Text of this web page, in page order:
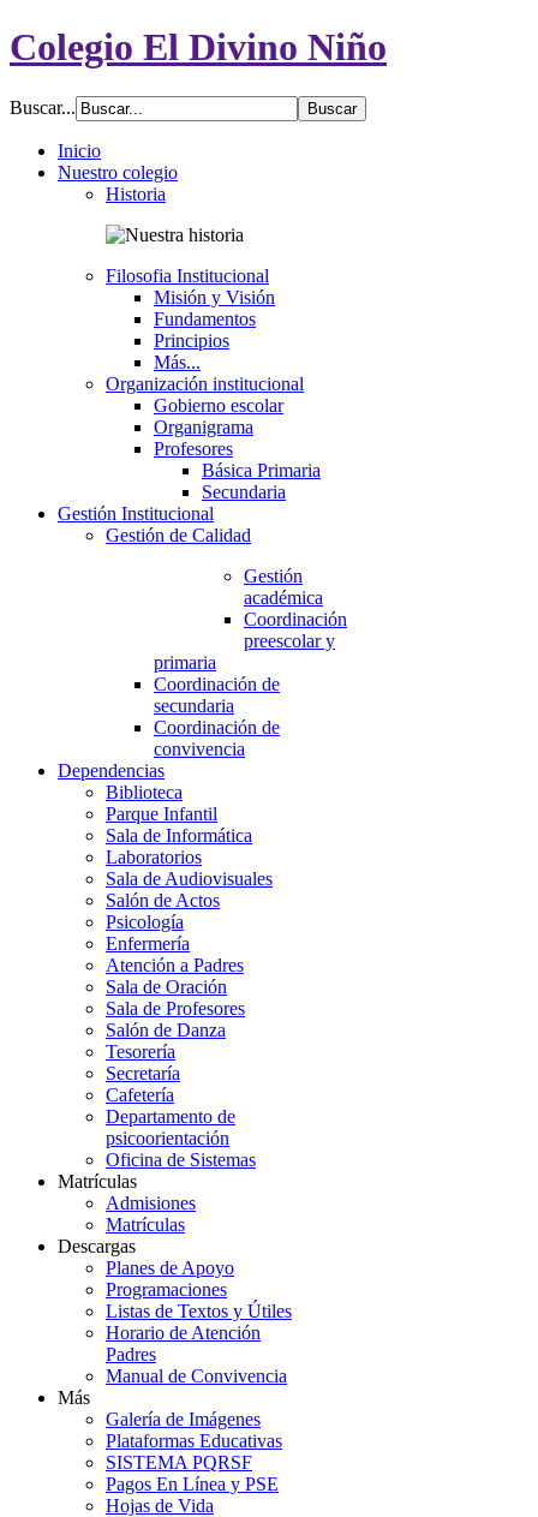
Colegio El Divino Niño
Buscar...
Inicio
Nuestro colegio
Historia
Filosofia Institucional
Misión y Visión
Fundamentos
Principios
Más...
Organización institucional
Gobierno escolar
Organigrama
Profesores
Básica Primaria
Secundaria
Gestión Institucional
Gestión de Calidad
Gestión
académica
Coordinación
preescolar y
primaria
Coordinación de
secundaria
Coordinación de
convivencia
Dependencias
Biblioteca
Parque Infantil
Sala de Informática
Laboratorios
Sala de Audiovisuales
Salón de Actos
Psicología
Enfermería
Atención a Padres
Sala de Oración
Sala de Profesores
Salón de Danza
Tesorería
Secretaría
Cafetería
Departamento de
psicoorientación
Oficina de Sistemas
Matrículas
Admisiones
Matrículas
Descargas
Planes de Apoyo
Programaciones
Listas de Textos y Útiles
Horario de Atención
Padres
Manual de Convivencia
Más
Galería de Imágenes
Plataformas Educativas
SISTEMA PQRSF
Pagos En Línea y PSE
Hojas de Vida